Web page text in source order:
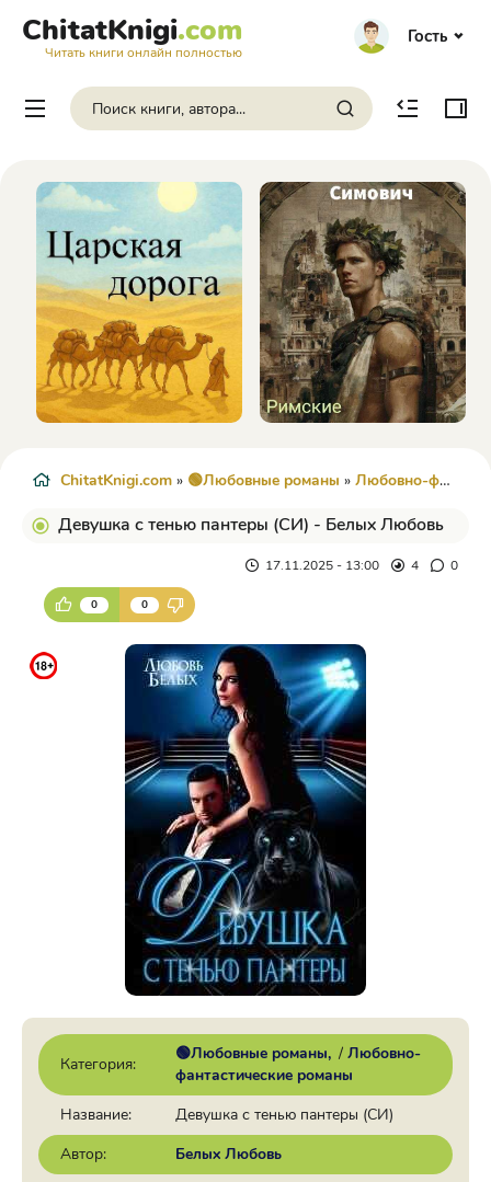
ChitatKnigi.com
Читать книги онлайн полностью
Гость
ChitatKnigi.com » 🟢Любовные романы » Любовно-фантастические романы
Девушка с тенью пантеры (СИ) - Белых Любовь
17.11.2025 - 13:00 4 0
0 0
Категория:
🟢Любовные романы / Любовно-
фантастические романы
Название:
Девушка с тенью пантеры (СИ)
Автор:
Белых Любовь